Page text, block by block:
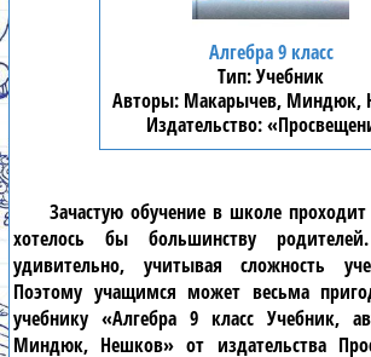
Алгебра 9 класс
Учебник
Макарычев, Миндюк,
Зачастую обучение в школе
хотелось бы большинству
удивительно, учитывая сложность
Поэтому учащимся может весьма
учебнику «Алгебра 9 класс Учебник,
Миндюк, Нешков» от издательства